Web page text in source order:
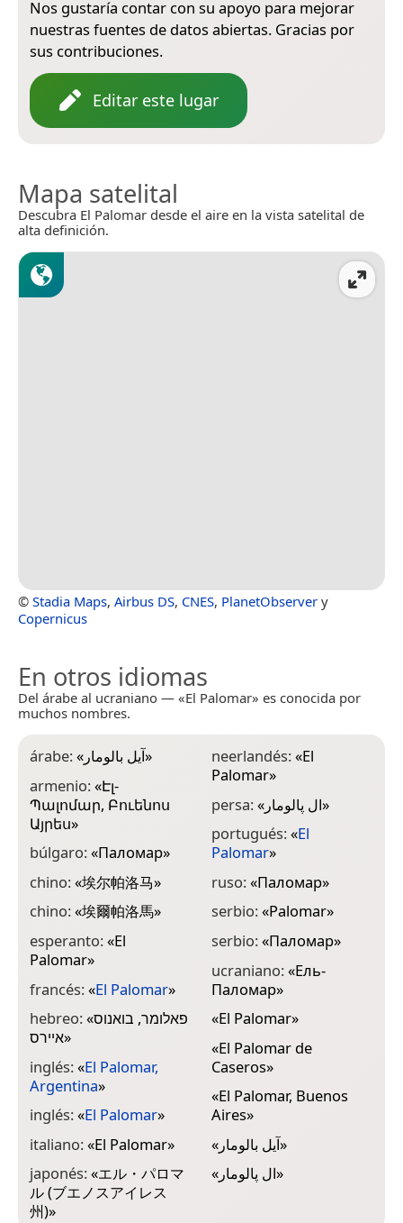
Nos gustaría contar con su apoyo para mejorar
nuestras fuentes de datos abiertas. Gracias por
sus contribuciones.
Editar este lugar
Mapa satelital
Descubra El Palomar desde el aire en la vista satelital de
alta definición.
© Stadia Maps, Airbus DS, CNES, PlanetObserver y
Copernicus
En otros idiomas
Del árabe al ucraniano — «El Palomar» es conocida por
muchos nombres.
árabe:« آيل بالومار»
armenio:«Էլ-
Պալոմար, Բուենոս
Այրես»
búlgaro:«Паломар»
chino:«埃尔帕洛马»
chino:«埃爾帕洛馬»
esperanto:«El
Palomar»
francés:«El Palomar»
hebreo:«פאלומר, בואנוס
איירס»
inglés:«El Palomar,
Argentina»
inglés:«El Palomar»
italiano:«El Palomar»
japonés:«エル・パロマ
ル (ブエノスアイレス
州)»
neerlandés:«El
Palomar»
persa:«ال پالومار»
portugués:«El
Palomar»
ruso:«Паломар»
serbio:«Palomar»
serbio:«Паломар»
ucraniano:«Ель-
Паломар»
«El Palomar»
«El Palomar de
Caseros»
«El Palomar, Buenos
Aires»
«آيل بالومار»
«ال پالومار»